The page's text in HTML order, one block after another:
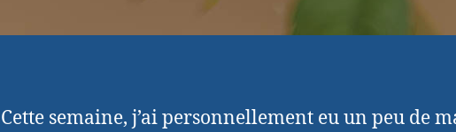
Cette semaine, j’ai personnellement eu un peu de